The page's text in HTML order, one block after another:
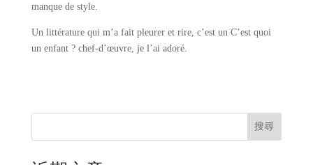
manque de style.
Un littérature qui m’a fait pleurer et rire, c’est un C’est quoi
un enfant ? chef-d’œuvre, je l’ai adoré.
搜尋